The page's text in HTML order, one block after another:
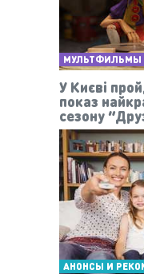
МУЛЬТФИЛЬМЫ
У Києві
показ
сезону
АНОНСЫ И